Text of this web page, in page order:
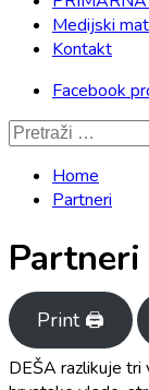
Medijski
Kontakt
Facebook
Pretraži:
Home
Partneri
Partneri
Print 🖨
DEŠA razlikuje tri